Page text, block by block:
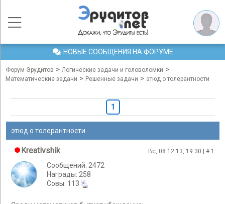
НОВЫЕ СООБЩЕНИЯ НА ФОРУМЕ
Форум Эрудитов > Логические задачи и головоломки >
Математические задачи > Решенные задачи > этюд о толерантности
1
этюд о толерантности
Kreativshik Вс, 08.12.13, 19:30 | # 1
Сообщений: 2472
Награды: 258
Cовы: 113